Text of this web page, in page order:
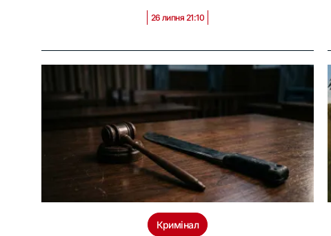
26 липня 21:10
Кримінал